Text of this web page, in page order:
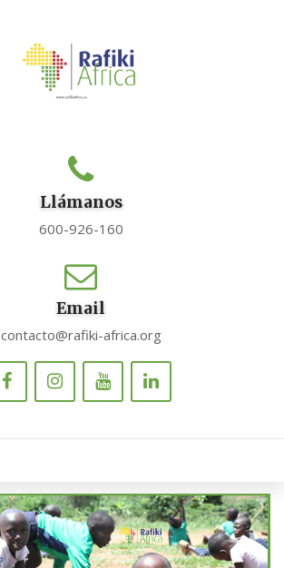
Llámanos
600-926-160
Email
contacto@rafiki-africa.org